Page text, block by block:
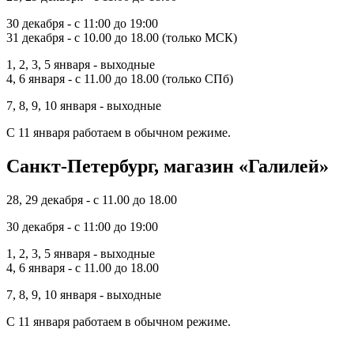
30 декабря - с 11:00 до 19:00
31 декабря - с 10.00 до 18.00 (только МСК)
1, 2, 3, 5 января - выходные
4, 6 января - с 11.00 до 18.00 (только СПб)
7, 8, 9, 10 января - выходные
С 11 января работаем в обычном режиме.
Санкт-Петербург, магазин «Галилей»
28, 29 декабря - с 11.00 до 18.00
30 декабря - с 11:00 до 19:00
1, 2, 3, 5 января - выходные
4, 6 января - с 11.00 до 18.00
7, 8, 9, 10 января - выходные
С 11 января работаем в обычном режиме.